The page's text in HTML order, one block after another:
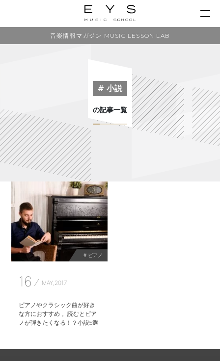
音楽情報マガジン MUSIC LESSON LAB
# 小説
の記事一覧
# ピアノ
16 MAY,2017
ピアノやクラシック曲が好き
な方におすすめ 。読むとピア
ノが弾きたくなる！？小説5選